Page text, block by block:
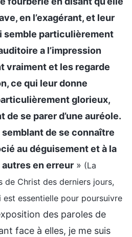
en l’exagérant, et leur
semble particulièrement
a l’impression
vraiment et les regarde
ce qui leur donne
glorieux,
de se parer d’une auréole.
semblant de se connaître
au déguisement et à la
en erreur » (La
de Christ des derniers jours,
est essentielle pour poursuivre
des paroles de
face à elles, je me suis